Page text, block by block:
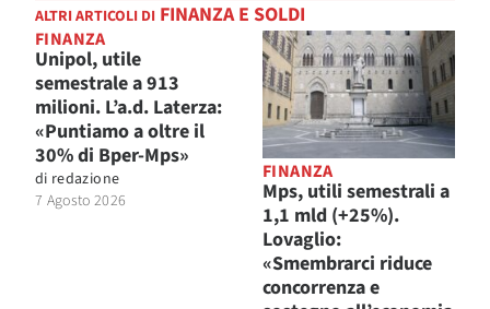
ALTRI ARTICOLI DI FINANZA E SOLDI
FINANZA
Unipol, utile
semestrale a 913
milioni. L’a.d. Laterza:
«Puntiamo a oltre il
30% di Bper-Mps»
di redazione
7 Agosto 2026
FINANZA
Mps, utili semestrali a
1,1 mld (+25%).
Lovaglio:
«Smembrarci riduce
concorrenza e